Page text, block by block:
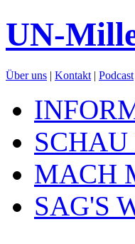
UN-
Über uns | Kontakt | Podcast
MACH
SAG'S